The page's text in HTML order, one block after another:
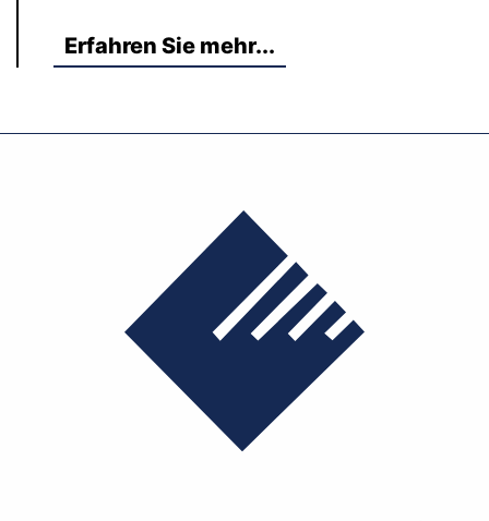
Erfahren Sie mehr...